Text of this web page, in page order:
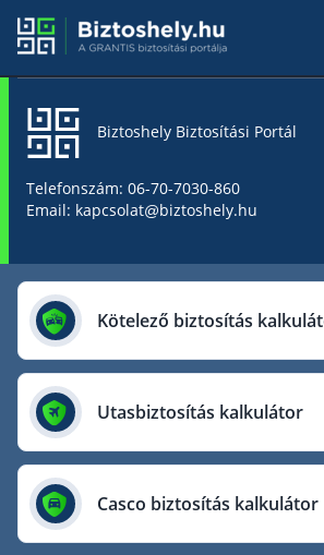
Biztosítók
AIG Biztosító
Allianz Biztosító
Cig Pannónia Biztosító
Biztoshely Biztosítási Portál
Telefonszám: 06-70-7030-860
Email: kapcsolat@biztoshely.hu
Kötelező biztosítás
Utasbiztosítás kalkulátor
Casco biztosítás kalkulátor